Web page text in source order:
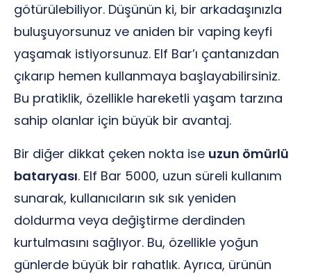
götürülebiliyor. Düşünün ki, bir arkadaşınızla
buluşuyorsunuz ve aniden bir vaping keyfi
yaşamak istiyorsunuz. Elf Bar’ı çantanızdan
çıkarıp hemen kullanmaya başlayabilirsiniz.
Bu pratiklik, özellikle hareketli yaşam tarzına
sahip olanlar için büyük bir avantaj.
Bir diğer dikkat çeken nokta ise uzun ömürlü
bataryası. Elf Bar 5000, uzun süreli kullanım
sunarak, kullanıcıların sık sık yeniden
doldurma veya değiştirme derdinden
kurtulmasını sağlıyor. Bu, özellikle yoğun
günlerde büyük bir rahatlık. Ayrıca, ürünün